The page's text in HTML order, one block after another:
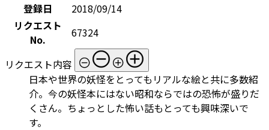
登録日
2018/09/14
リクエスト
No.
67324
リクエスト内容
日本や世界の妖怪をとってもリアルな絵と共に多数紹
介。今の妖怪本にはない昭和ならではの恐怖が盛りだ
くさん。ちょっとした怖い話もとっても興味深いで
す。